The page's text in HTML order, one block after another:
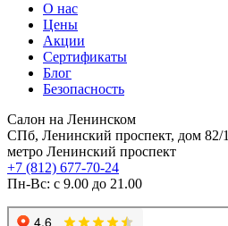
О нас
Цены
Акции
Сертификаты
Блог
Безопасность
Салон на Ленинском
СПб, Ленинский проспект, дом 82/1
метро Ленинский проспект
+7 (812) 677-70-24
Пн-Вс: с 9.00 до 21.00